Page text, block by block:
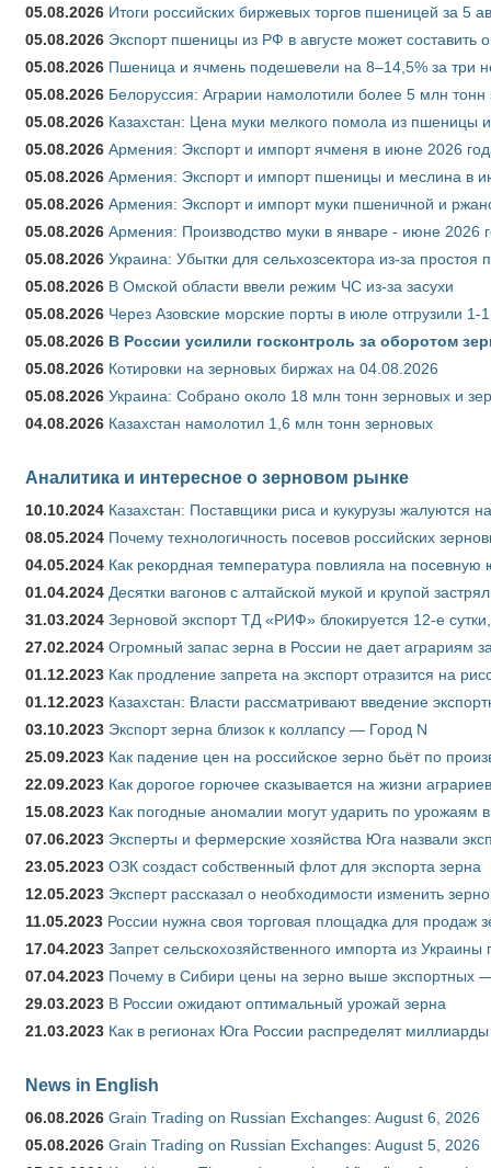
05.08.2026 Итоги российских биржевых торгов пшеницей за 5
05.08.2026 Экспорт пшеницы из РФ в августе может составить
05.08.2026 Пшеница и ячмень подешевели на 8–14,5% за три
05.08.2026 Белоруссия: Аграрии намолотили более 5 млн тонн
05.08.2026 Казахстан: Цена муки мелкого помола из пшеницы
05.08.2026 Армения: Экспорт и импорт ячменя в июне 2026
05.08.2026 Армения: Экспорт и импорт пшеницы и меслина в
05.08.2026 Армения: Экспорт и импорт муки пшеничной и
05.08.2026 Армения: Производство муки в январе - июне 2026
05.08.2026 Украина: Убытки для сельхозсектора из-за простоя
05.08.2026 В Омской области ввели режим ЧС из-за засухи
05.08.2026 Через Азовские морские порты в июле отгрузили
05.08.2026 В России усилили госконтроль за оборотом
05.08.2026 Котировки на зерновых биржах на 04.08.2026
05.08.2026 Украина: Собрано около 18 млн тонн зерновых и
04.08.2026 Казахстан намолотил 1,6 млн тонн зерновых
Аналитика и интересное о зерновом рынке
10.10.2024 Казахстан: Поставщики риса и кукурузы жалуются
08.05.2024 Почему технологичность посевов российских
04.05.2024 Как рекордная температура повлияла на
01.04.2024 Десятки вагонов с алтайской мукой и крупой
31.03.2024 Зерновой экспорт ТД «РИФ» блокируется 12-е
27.02.2024 Огромный запас зерна в России не дает аграриям
01.12.2023 Как продление запрета на экспорт отразится на
01.12.2023 Казахстан: Власти рассматривают введение
03.10.2023 Экспорт зерна близок к коллапсу — Город N
25.09.2023 Как падение цен на российское зерно бьёт по
22.09.2023 Как дорогое горючее сказывается на жизни аграриев
15.08.2023 Как погодные аномалии могут ударить по урожаям
07.06.2023 Эксперты и фермерские хозяйства Юга назвали
23.05.2023 ОЗК создаст собственный флот для экспорта зерна
12.05.2023 Эксперт рассказал о необходимости изменить
11.05.2023 России нужна своя торговая площадка для продаж
17.04.2023 Запрет сельскохозяйственного импорта из
07.04.2023 Почему в Сибири цены на зерно выше экспортных
29.03.2023 В России ожидают оптимальный урожай зерна
21.03.2023 Как в регионах Юга России распределят
News in English
06.08.2026 Grain Trading on Russian Exchanges: August 6, 2026
05.08.2026 Grain Trading on Russian Exchanges: August 5, 2026